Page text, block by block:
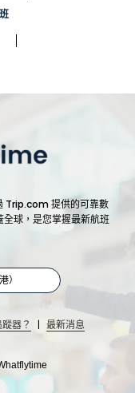
Trip.com 提供的可靠數
球，是您掌握最新航班
）
器？ | 最新消息